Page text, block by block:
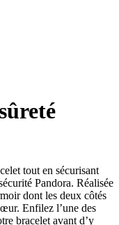
tout en sécurisant
Pandora. Réalisée
dont les deux côtés
Enfilez l’une des
bracelet avant d’y